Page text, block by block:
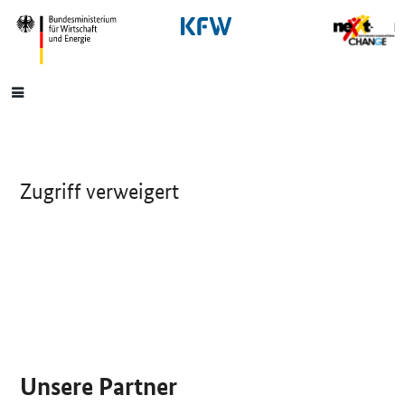
SrOnlyNavigation
Hauptmenü
Zugriff verweigert
Unsere Partner